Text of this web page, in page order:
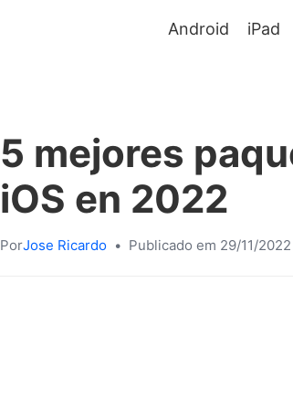
Android iPad
5 mejores
iOS en 2022
PorJose Ricardo • Publicado em 29/11/2022